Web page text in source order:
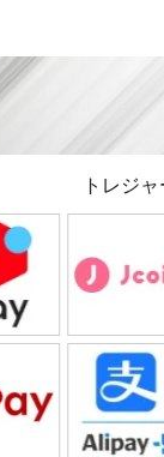
トレジ